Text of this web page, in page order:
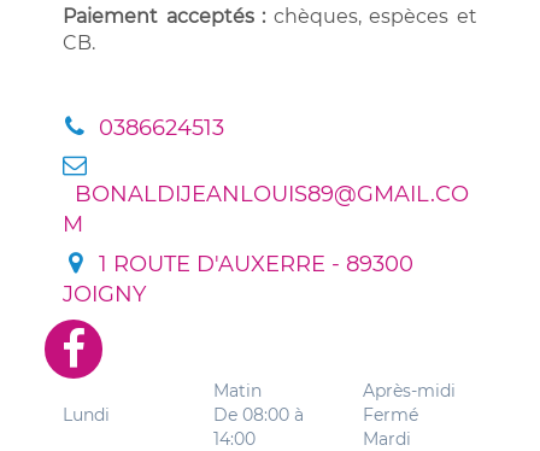
Paiement acceptés :chèques, espèces et
CB.
0386624513
BONALDIJEANLOUIS89@GMAIL.CO
M
1 ROUTE D'AUXERRE - 89300
JOIGNY
Matin
Après-midi
Lundi
De 08:00 à
14:00
Fermé
Mardi